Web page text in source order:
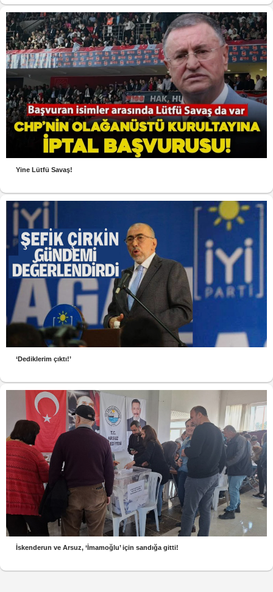
Yine Lütfü Savaş!
‘Dediklerim çıktı!’
İskenderun ve Arsuz, ‘İmamoğlu’ için sandığa gitti!